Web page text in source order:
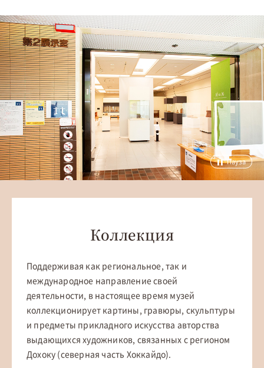
Пауза
Коллекция
Поддерживая как региональное, так и
международное направление своей
деятельности, в настоящее время музей
коллекционирует картины, гравюры, скульптуры
и предметы прикладного искусства авторства
выдающихся художников, связанных с регионом
Дохоку (северная часть Хоккайдо).